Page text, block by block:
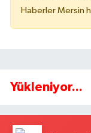
Haberler Mersin
Yükleniyor...